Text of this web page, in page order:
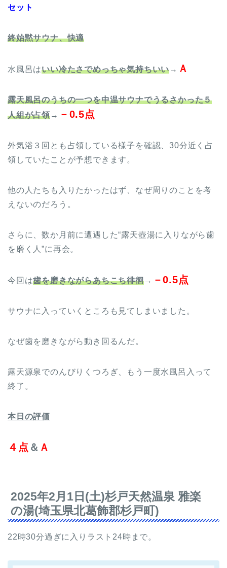
セット
終始黙サウナ、快適
水風呂はいい冷たさでめっちゃ気持ちいい→ Ａ
露天風呂のうちの一つを中温サウナでうるさかった５
人組が占領→ －0.5点
外気浴３回とも占領している様子を確認、30分近く占
領していたことが予想できます。
他の人たちも入りたかったはず、なぜ周りのことを考
えないのだろう。
さらに、数か月前に遭遇した“露天壺湯に入りながら歯
を磨く人”に再会。
今回は歯を磨きながらあちこち徘徊→ －0.5点
サウナに入っていくところも見てしまいました。
なぜ歯を磨きながら動き回るんだ。
露天源泉でのんびりくつろぎ、もう一度水風呂入って
終了。
本日の評価
４点 ＆ Ａ
2025年2月1日(土)杉戸天然温泉 雅楽
の湯(埼玉県北葛飾郡杉戸町)
22時30分過ぎに入りラスト24時まで。